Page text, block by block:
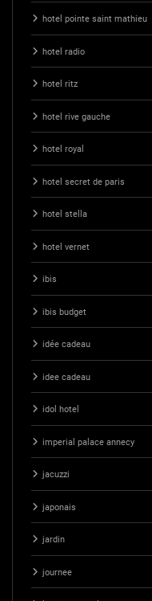
hotel pointe saint mathieu
hotel radio
hotel ritz
hotel rive gauche
hotel royal
hotel secret de paris
hotel stella
hotel vernet
ibis
ibis budget
idée cadeau
idee cadeau
idol hotel
imperial palace annecy
jacuzzi
japonais
jardin
journee